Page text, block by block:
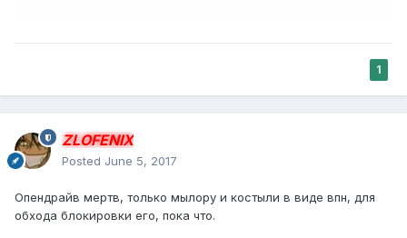
1
ZLOFENIX
Posted June 5, 2017
Опендрайв мертв, только мылору и костыли в виде впн, для
обхода блокировки его, пока что.